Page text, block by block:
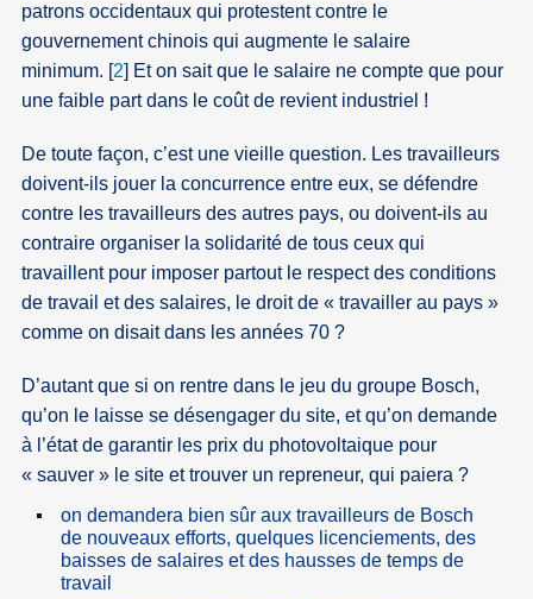
patrons occidentaux qui protestent contre le
gouvernement chinois qui augmente le salaire
minimum. [2] Et on sait que le salaire ne compte que pour
une faible part dans le coût de revient industriel !
De toute façon, c’est une vieille question. Les travailleurs
doivent-ils jouer la concurrence entre eux, se défendre
contre les travailleurs des autres pays, ou doivent-ils au
contraire organiser la solidarité de tous ceux qui
travaillent pour imposer partout le respect des conditions
de travail et des salaires, le droit de « travailler au pays »
comme on disait dans les années 70 ?
D’autant que si on rentre dans le jeu du groupe Bosch,
qu’on le laisse se désengager du site, et qu’on demande
à l’état de garantir les prix du photovoltaique pour
« sauver » le site et trouver un repreneur, qui paiera ?
on demandera bien sûr aux travailleurs de Bosch
de nouveaux efforts, quelques licenciements, des
baisses de salaires et des hausses de temps de
travail